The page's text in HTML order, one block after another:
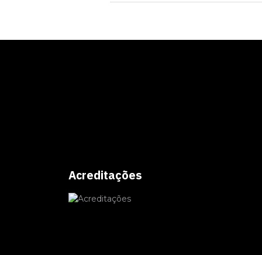
Acreditações